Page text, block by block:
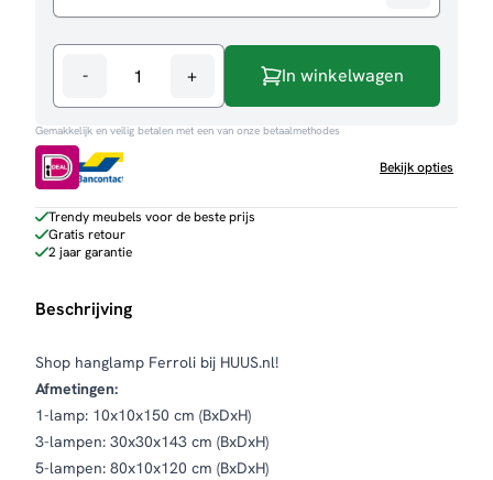
-
Hanglamp
Ferroli
aantal
+ In winkelwagen
Gemakkelijk en veilig betalen met een van onze betaalmethodes
Bekijk opties
Trendy meubels voor de beste prijs
Gratis retour
2 jaar garantie
Beschrijving
Shop hanglamp Ferroli bij HUUS.nl!
Afmetingen:
1-lamp: 10x10x150 cm (BxDxH)
3-lampen: 30x30x143 cm (BxDxH)
5-lampen: 80x10x120 cm (BxDxH)